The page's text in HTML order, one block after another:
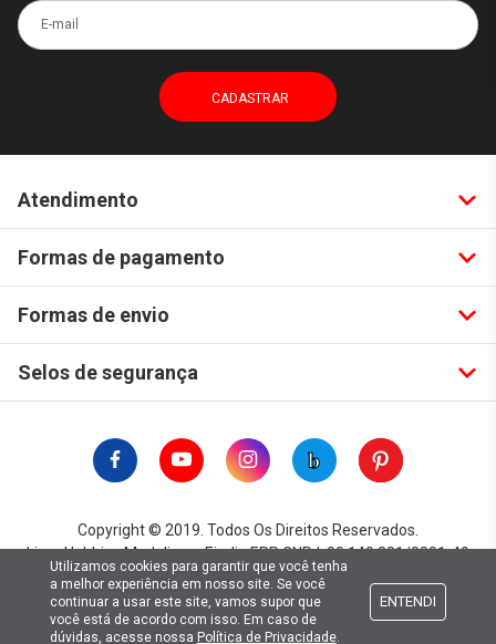
E-mail
Atendimento
Formas de pagamento
Formas de envio
Selos de segurança
Copyright © 2019. Todos Os Direitos Reservados.
Lima Hobbies Modelismo Eireli - EPP CNPJ: 00.149.281/0001-49
Utilizamos cookies para garantir que você tenha
a melhor experiência em nosso site. Se você
continuar a usar este site, vamos supor que
você está de acordo com isso. Em caso de
dúvidas, acesse nossa Política de Privacidade.
ENTENDI